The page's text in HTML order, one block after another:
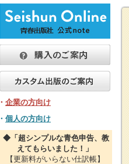
・ 企業の方向け
・ 個人の方向け
◆「超シンプルな青色申告、教
えてもらいました！」
【更新料がいらない仕訳帳】